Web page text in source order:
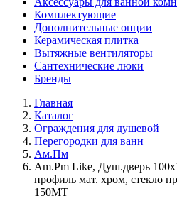
Комплектующие
Дополнительные опции
Керамическая плитка
Вытяжные вентиляторы
Сантехнические люки
Бренды
Главная
Каталог
Ограждения для душевой
Перегородки для ванн
Ам.Пм
Am.Pm Like, Душ.дверь
профиль мат. хром, стекло
150MT